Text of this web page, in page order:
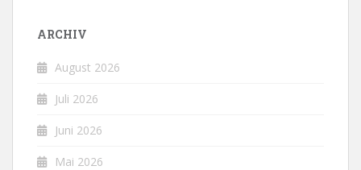
ARCHIV
August 2026
Juli 2026
Juni 2026
Mai 2026